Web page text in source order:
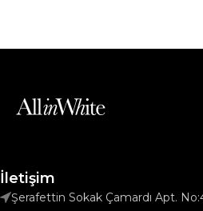
İletişim
Şerafettin Sokak Çamardı Apt.